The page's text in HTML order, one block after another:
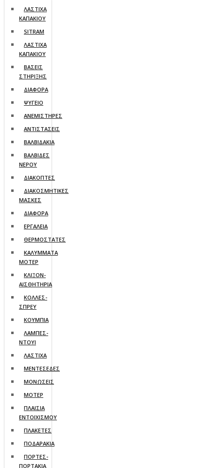
ΛΑΣΤΙΧΑ
ΚΑΠΑΚΙΟΥ
SITRAM
ΛΑΣΤΙΧΑ
ΚΑΠΑΚΙΟΥ
ΒΑΣΕΙΣ
ΣΤΗΡΙΞΗΣ
ΔΙΑΦΟΡΑ
ΨΥΓΕΙO
ΑΝΕΜΙΣΤΗΡΕΣ
ΑΝΤΙΣΤΑΣΕΙΣ
ΒΑΛΒΙΔΑΚΙΑ
ΒΑΛΒΙΔΕΣ
ΝΕΡΟΥ
ΔΙΑΚΟΠΤΕΣ
ΔΙΑΚΟΣΜΗΤΙΚΕΣ
ΜΑΣΚΕΣ
ΔΙΑΦΟΡΑ
ΕΡΓΑΛΕΙΑ
ΘΕΡΜΟΣΤΑΤΕΣ
ΚΑΛΥΜΜΑΤΑ
ΜΟΤΕΡ
ΚΛΙΞΟΝ-
ΑΙΣΘΗΤΗΡΙΑ
ΚΟΛΛΕΣ-
ΣΠΡΕΥ
ΚΟΥΜΠΙΑ
ΛΑΜΠΕΣ-
ΝΤΟΥΙ
ΛΑΣΤΙΧΑ
ΜΕΝΤΕΣΕΔΕΣ
ΜΟΝΩΣΕΙΣ
ΜΟΤΕΡ
ΠΛΑΙΣΙΑ
ΕΝΤΟΙΧΙΣΜΟΥ
ΠΛΑΚΕΤΕΣ
ΠΟΔΑΡΑΚΙΑ
ΠΟΡΤΕΣ-
ΠΟΡΤΑΚΙΑ